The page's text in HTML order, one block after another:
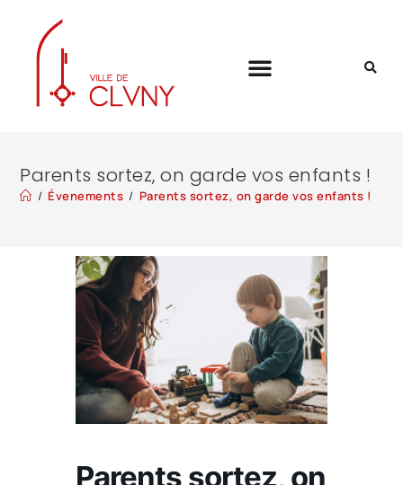
Parents sortez, on garde vos enfants !
/ Évenements / Parents sortez, on garde vos enfants !
Parents sortez, on